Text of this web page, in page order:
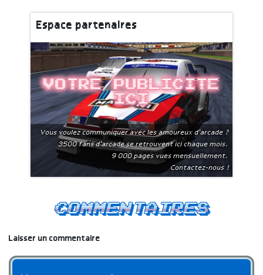
Espace partenaires
Votre publicite
ici
Vous voulez communiquer avec les amoureux d'arcade ?
3500 fans d'arcade se retrouvent ici chaque mois.
9 000 pages vues mensuellement.
Contactez-nous !
Commentaires
Laisser un commentaire